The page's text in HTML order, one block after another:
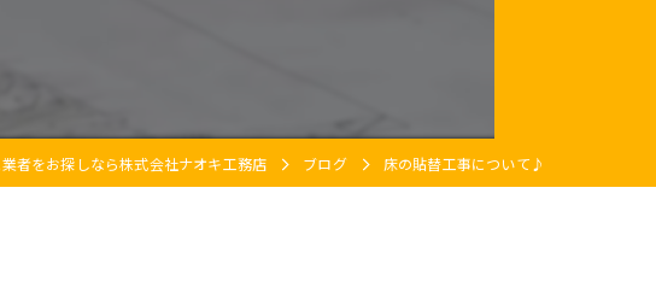
者をお探しなら株式会社ナオキ工務店 ブログ 床の貼替工事について♪